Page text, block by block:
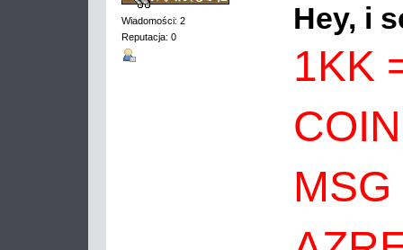
Wiadomości: 2
Reputacja: 0
Hey, i
1KK